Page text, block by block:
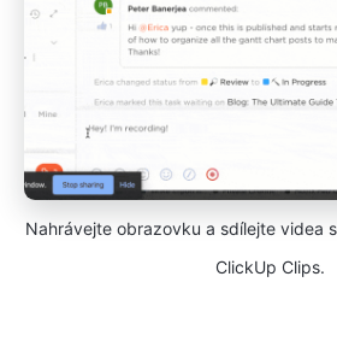
Nahrávejte obrazovku a sdílejte videa
ClickUp Clips.